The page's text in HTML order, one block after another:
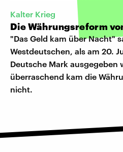
Kalter Krieg
Die Währungsreform
"Das Geld kam über Nacht"
Westdeutschen, als am 20.
Deutsche Mark ausgegeben
überraschend kam die
nicht.